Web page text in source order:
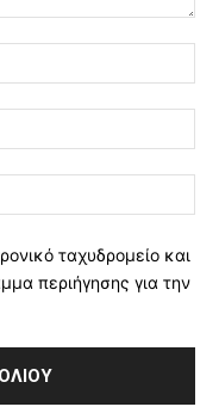
ταχυδρομείο και
περιήγησης για την